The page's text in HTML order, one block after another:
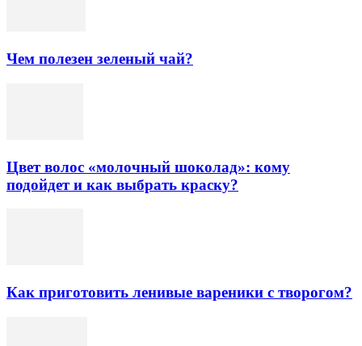
Чем полезен зеленый чай?
Цвет волос «молочный шоколад»: кому
подойдет и как выбрать краску?
Как приготовить ленивые вареники с творогом?